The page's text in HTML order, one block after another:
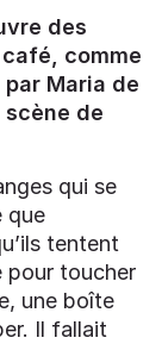
des
comme
Maria de
de
qui se
que
tentent
pour toucher
une boîte
Il fallait